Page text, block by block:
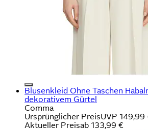
Blusenkleid Ohne Taschen
dekorativem Gürtel
Comma
Ursprünglicher PreisUVP 149,99
Aktueller Preisab 133,99 €